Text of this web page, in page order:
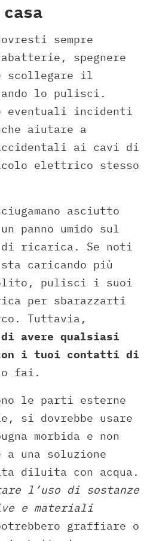
sempre
spegnere
scollegare il
lo pulisci.
eventuali incidenti
aiutare a
ai cavi di
elettrico stesso
asciutto
panno umido sul
di ricarica. Se noti
caricando più
pulisci i suoi
per sbarazzarti
Tuttavia,
avere qualsiasi
i tuoi contatti di
fai.
le parti esterne
si dovrebbe usare
morbida e non
a una soluzione
diluita con acqua.
l’uso di sostanze
e materiali
graffiare o